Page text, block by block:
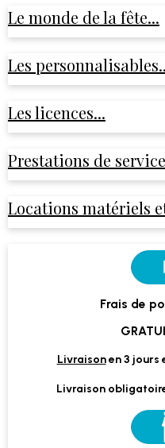
Le monde de la fête...
Les
Les licences...
Prestations de
Locations matériels
Frais de
Livraisonen 3 jours
Livraison